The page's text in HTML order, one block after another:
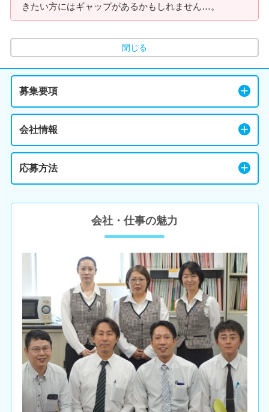
きたい方にはギャップがあるかもしれません…。
閉じる
募集要項
会社情報
応募方法
会社・仕事の魅力